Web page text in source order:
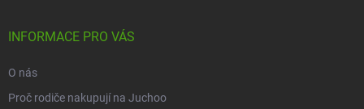
INFORMACE PRO VÁS
O nás
Proč rodiče nakupují na Juchoo